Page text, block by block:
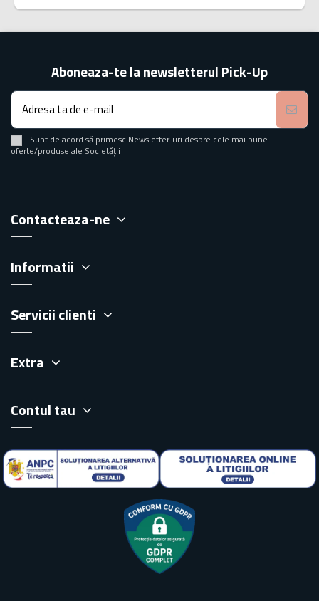
Aboneaza-te la newsletterul Pick-Up
Sunt de acord să primesc Newsletter-uri despre cele mai bune
oferte/produse ale Societății
Contacteaza-ne
Informatii
Servicii clienti
Extra
Contul tau